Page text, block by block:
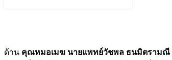
ด้าน คุณหมอเมฆ นายแพทย์วัชพล ธนมิตรามณี